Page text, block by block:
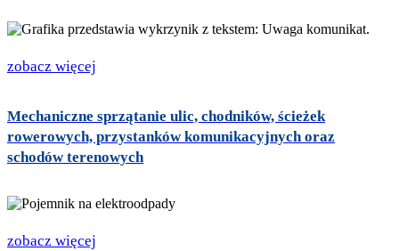
zobacz więcej
Mechaniczne sprzątanie ulic, chodników, ścieżek
rowerowych, przystanków komunikacyjnych oraz
schodów terenowych
zobacz więcej